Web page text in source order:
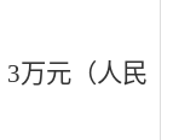
3万元（人民